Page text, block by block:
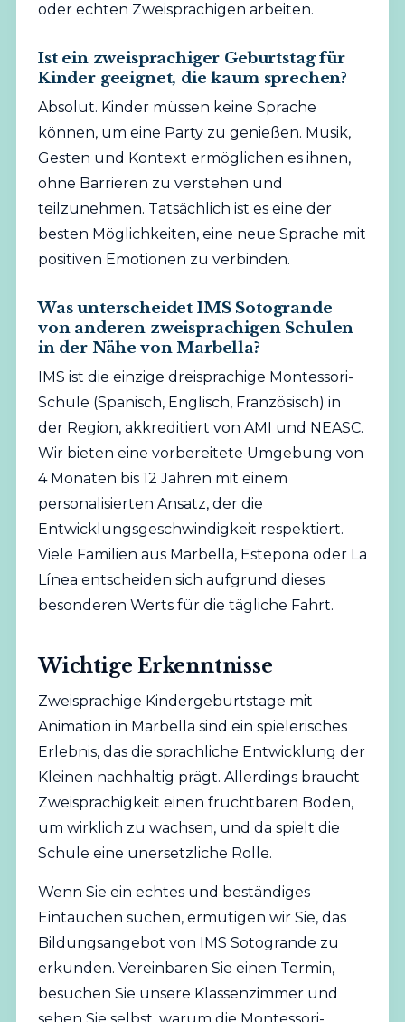
oder echten Zweisprachigen arbeiten.
Ist ein zweisprachiger Geburtstag für
Kinder geeignet, die kaum sprechen?
Absolut. Kinder müssen keine Sprache
können, um eine Party zu genießen. Musik,
Gesten und Kontext ermöglichen es ihnen,
ohne Barrieren zu verstehen und
teilzunehmen. Tatsächlich ist es eine der
besten Möglichkeiten, eine neue Sprache mit
positiven Emotionen zu verbinden.
Was unterscheidet IMS Sotogrande
von anderen zweisprachigen Schulen
in der Nähe von Marbella?
IMS ist die einzige dreisprachige Montessori-
Schule (Spanisch, Englisch, Französisch) in
der Region, akkreditiert von AMI und NEASC.
Wir bieten eine vorbereitete Umgebung von
4 Monaten bis 12 Jahren mit einem
personalisierten Ansatz, der die
Entwicklungsgeschwindigkeit respektiert.
Viele Familien aus Marbella, Estepona oder La
Línea entscheiden sich aufgrund dieses
besonderen Werts für die tägliche Fahrt.
Wichtige Erkenntnisse
Zweisprachige Kindergeburtstage mit
Animation in Marbella sind ein spielerisches
Erlebnis, das die sprachliche Entwicklung der
Kleinen nachhaltig prägt. Allerdings braucht
Zweisprachigkeit einen fruchtbaren Boden,
um wirklich zu wachsen, und da spielt die
Schule eine unersetzliche Rolle.
Wenn Sie ein echtes und beständiges
Eintauchen suchen, ermutigen wir Sie, das
Bildungsangebot von IMS Sotogrande zu
erkunden. Vereinbaren Sie einen Termin,
besuchen Sie unsere Klassenzimmer und
sehen Sie selbst, warum die Montessori-